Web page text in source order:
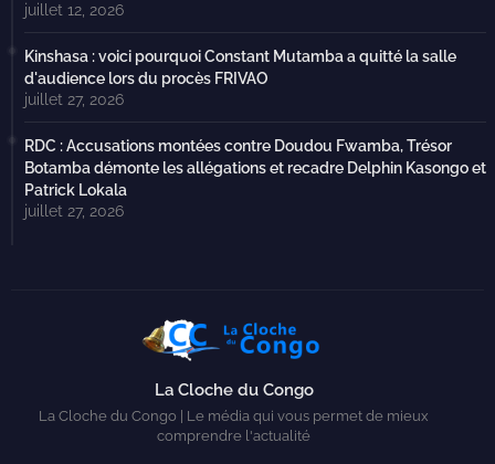
juillet 12, 2026
Kinshasa : voici pourquoi Constant Mutamba a quitté la salle
d'audience lors du procès FRIVAO
juillet 27, 2026
RDC : Accusations montées contre Doudou Fwamba, Trésor
Botamba démonte les allégations et recadre Delphin Kasongo et
Patrick Lokala
juillet 27, 2026
La Cloche du Congo
La Cloche du Congo | Le média qui vous permet de mieux
comprendre l'actualité